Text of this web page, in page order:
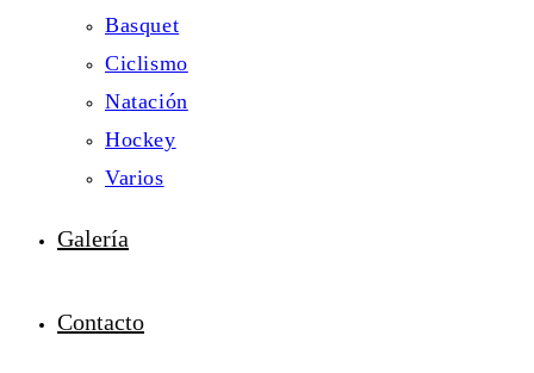
Basquet
Ciclismo
Natación
Hockey
Varios
Galería
Contacto